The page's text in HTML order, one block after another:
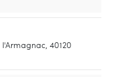
40120